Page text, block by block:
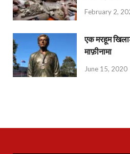
February 2,
एक मरहूम
माफ़ीनामा
June 15, 2020